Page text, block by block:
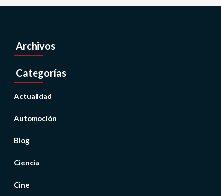
Archivos
Categorías
Actualidad
Automoción
Blog
Ciencia
Cine